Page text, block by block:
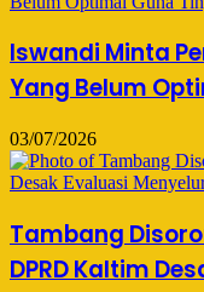
Iswandi Minta
Yang Belum
03/07/2026
Tambang
DPRD Kaltim